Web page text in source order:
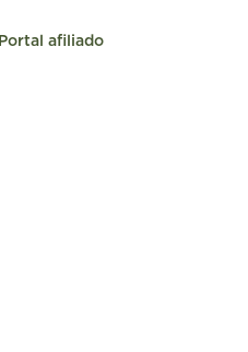
Portal afiliado